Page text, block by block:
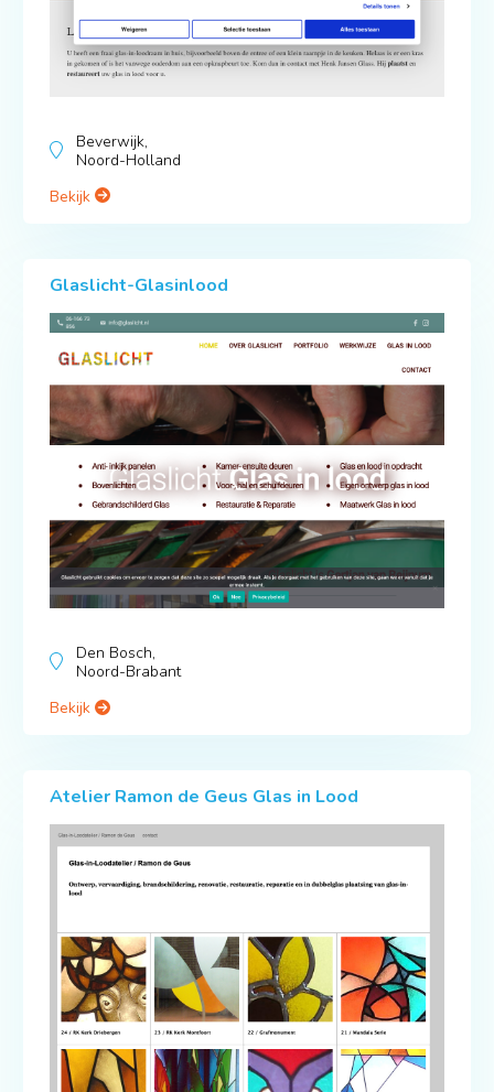
Beverwijk,
Noord-Holland
Bekijk
Glaslicht-Glasinlood
Den Bosch,
Noord-Brabant
Bekijk
Atelier Ramon de Geus Glas in Lood